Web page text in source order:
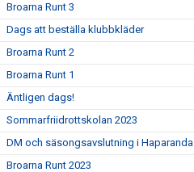
Broarna Runt 3
Dags att beställa klubbkläder
Broarna Runt 2
Broarna Runt 1
Äntligen dags!
Sommarfriidrottskolan 2023
DM och säsongsavslutning i Haparanda
Broarna Runt 2023